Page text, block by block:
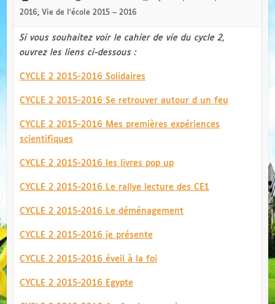
2016, Vie de l’école 2015 – 2016
Si vous souhaitez voir le cahier de vie du cycle 2,
ouvrez les liens ci-dessous :
CYCLE 2 2015-2016 Solidaires
CYCLE 2 2015-2016 Se retrouver autour d un feu
CYCLE 2 2015-2016 Mes premières expériences
scientifiques
CYCLE 2 2015-2016 les livres pop up
CYCLE 2 2015-2016 Le rallye lecture des CE1
CYCLE 2 2015-2016 Le déménagement
CYCLE 2 2015-2016 je présente
CYCLE 2 2015-2016 éveil à la foi
CYCLE 2 2015-2016 Egypte